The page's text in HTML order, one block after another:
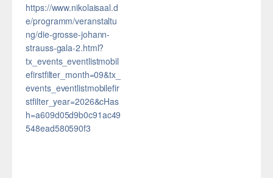
https://www.nikolaisaal.d
e/programm/veranstaltu
ng/die-grosse-johann-
strauss-gala-2.html?
tx_events_eventlistmobil
efirstfilter_month=09&tx_
events_eventlistmobilefir
stfilter_year=2026&cHas
h=a609d05d9b0c91ac49
548ead580590f3